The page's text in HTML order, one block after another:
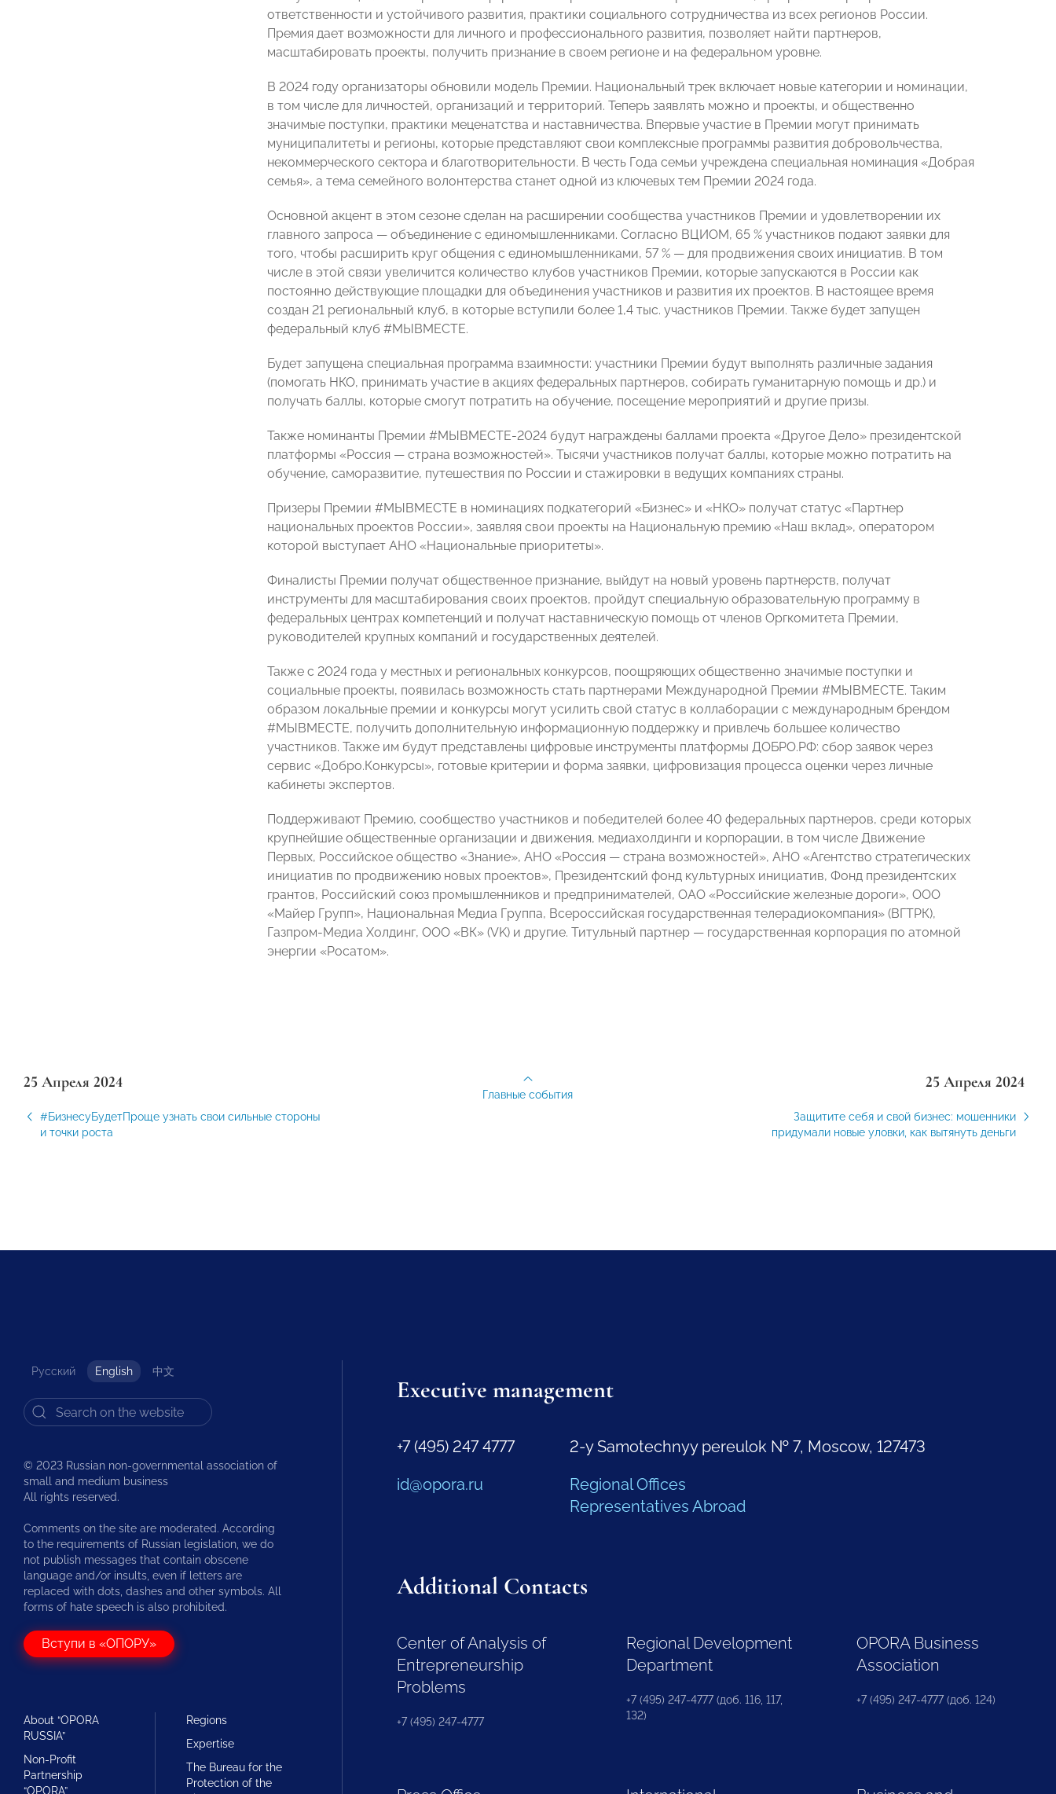
ответственности и устойчивого развития, практики социального сотрудничества из всех регионов России.
Премия дает возможности для личного и профессионального развития, позволяет найти партнеров,
масштабировать проекты, получить признание в своем регионе и на федеральном уровне.
В 2024 году организаторы обновили модель Премии. Национальный трек включает новые категории и номинации,
в том числе для личностей, организаций и территорий. Теперь заявлять можно и проекты, и общественно
значимые поступки, практики меценатства и наставничества. Впервые участие в Премии могут принимать
муниципалитеты и регионы, которые представляют свои комплексные программы развития добровольчества,
некоммерческого сектора и благотворительности. В честь Года семьи учреждена специальная номинация «Добрая
семья», а тема семейного волонтерства станет одной из ключевых тем Премии 2024 года.
Основной акцент в этом сезоне сделан на расширении сообщества участников Премии и удовлетворении их
главного запроса — объединение с единомышленниками. Согласно ВЦИОМ, 65 % участников подают заявки для
того, чтобы расширить круг общения с единомышленниками, 57 % — для продвижения своих инициатив. В том
числе в этой связи увеличится количество клубов участников Премии, которые запускаются в России как
постоянно действующие площадки для объединения участников и развития их проектов. В настоящее время
создан 21 региональный клуб, в которые вступили более 1,4 тыс. участников Премии. Также будет запущен
федеральный клуб #МЫВМЕСТЕ.
Будет запущена специальная программа взаимности: участники Премии будут выполнять различные задания
(помогать НКО, принимать участие в акциях федеральных партнеров, собирать гуманитарную помощь и др.) и
получать баллы, которые смогут потратить на обучение, посещение мероприятий и другие призы.
Также номинанты Премии #МЫВМЕСТЕ-2024 будут награждены баллами проекта «Другое Дело» президентской
платформы «Россия — страна возможностей». Тысячи участников получат баллы, которые можно потратить на
обучение, саморазвитие, путешествия по России и стажировки в ведущих компаниях страны.
Призеры Премии #МЫВМЕСТЕ в номинациях подкатегорий «Бизнес» и «НКО» получат статус «Партнер
национальных проектов России», заявляя свои проекты на Национальную премию «Наш вклад», оператором
которой выступает АНО «Национальные приоритеты».
Финалисты Премии получат общественное признание, выйдут на новый уровень партнерств, получат
инструменты для масштабирования своих проектов, пройдут специальную образовательную программу в
федеральных центрах компетенций и получат наставническую помощь от членов Оргкомитета Премии,
руководителей крупных компаний и государственных деятелей.
Также с 2024 года у местных и региональных конкурсов, поощряющих общественно значимые поступки и
социальные проекты, появилась возможность стать партнерами Международной Премии #МЫВМЕСТЕ. Таким
образом локальные премии и конкурсы могут усилить свой статус в коллаборации с международным брендом
#МЫВМЕСТЕ, получить дополнительную информационную поддержку и привлечь большее количество
участников. Также им будут представлены цифровые инструменты платформы ДОБРО.РФ: сбор заявок через
сервис «Добро.Конкурсы», готовые критерии и форма заявки, цифровизация процесса оценки через личные
кабинеты экспертов.
Поддерживают Премию, сообщество участников и победителей более 40 федеральных партнеров, среди которых
крупнейшие общественные организации и движения, медиахолдинги и корпорации, в том числе Движение
Первых, Российское общество «Знание», АНО «Россия — страна возможностей», АНО «Агентство стратегических
инициатив по продвижению новых проектов», Президентский фонд культурных инициатив, Фонд президентских
грантов, Российский союз промышленников и предпринимателей, ОАО «Российские железные дороги», ООО
«Майер Групп», Национальная Медиа Группа, Всероссийская государственная телерадиокомпания» (ВГТРК),
Газпром-Медиа Холдинг, ООО «ВК» (VK) и другие. Титульный партнер — государственная корпорация по атомной
энергии «Росатом».
25 Апреля 2024
#БизнесуБудетПроще узнать свои сильные стороны
и точки роста
25 Апреля 2024
Защитите себя и свой бизнес: мошенники
придумали новые уловки, как вытянуть деньги
Главные события
Русский English 中文
© 2023 Russian non-governmental association of
small and medium business
All rights reserved.
Comments on the site are moderated. According
to the requirements of Russian legislation, we do
not publish messages that contain obscene
language and/or insults, even if letters are
replaced with dots, dashes and other symbols. All
forms of hate speech is also prohibited.
Вступи в «ОПОРУ»
About “OPORA
RUSSIA”
Non-Profit
Partnership
“OPORA”
Regions
Expertise
The Bureau for the
Protection of the
Executive management
+7 (495) 247 4777
id@opora.ru
2-y Samotechnyy pereulok № 7, Moscow, 127473
Regional Offices
Representatives Abroad
Additional Contacts
Center of Analysis of
Entrepreneurship
Problems
+7 (495) 247-4777
Regional Development
Department
+7 (495) 247-4777 (доб. 116, 117,
132)
OPORA Business
Association
+7 (495) 247-4777 (доб. 124)